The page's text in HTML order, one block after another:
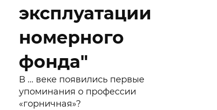
эксплуатации
номерного
фонда"
В ... веке появились первые
упоминания о профессии
«горничная»?